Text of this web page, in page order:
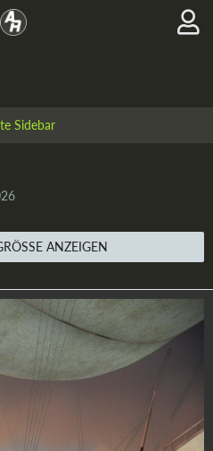
ANZEIGEN